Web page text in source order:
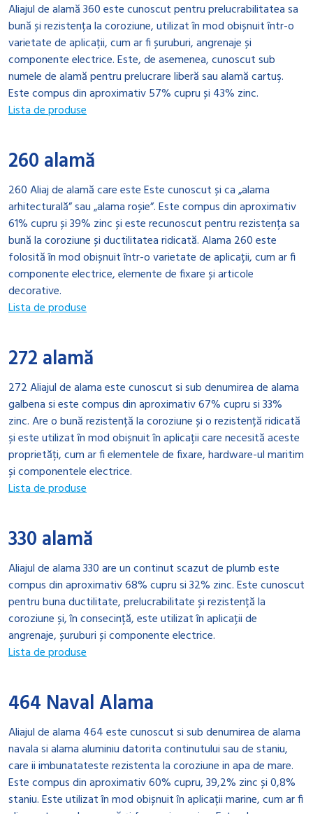
Aliajul de alamă 360 este cunoscut pentru prelucrabilitatea sa
bună și rezistența la coroziune, utilizat în mod obișnuit într-o
varietate de aplicații, cum ar fi șuruburi, angrenaje și
componente electrice. Este, de asemenea, cunoscut sub
numele de alamă pentru prelucrare liberă sau alamă cartuş.
Este compus din aproximativ 57% cupru și 43% zinc.
Lista de produse
260 alamă
260 Aliaj de alamă care este Este cunoscut și ca „alama
arhitecturală” sau „alama roșie”. Este compus din aproximativ
61% cupru și 39% zinc și este recunoscut pentru rezistența sa
bună la coroziune și ductilitatea ridicată. Alama 260 este
folosită în mod obișnuit într-o varietate de aplicații, cum ar fi
componente electrice, elemente de fixare și articole
decorative.
Lista de produse
272 alamă
272 Aliajul de alama este cunoscut si sub denumirea de alama
galbena si este compus din aproximativ 67% cupru si 33%
zinc. Are o bună rezistență la coroziune și o rezistență ridicată
și este utilizat în mod obișnuit în aplicații care necesită aceste
proprietăți, cum ar fi elementele de fixare, hardware-ul maritim
și componentele electrice.
Lista de produse
330 alamă
Aliajul de alama 330 are un continut scazut de plumb este
compus din aproximativ 68% cupru si 32% zinc. Este cunoscut
pentru buna ductilitate, prelucrabilitate și rezistență la
coroziune și, în consecință, este utilizat în aplicații de
angrenaje, șuruburi și componente electrice.
Lista de produse
464 Naval Alama
Aliajul de alama 464 este cunoscut si sub denumirea de alama
navala si alama aluminiu datorita continutului sau de staniu,
care ii imbunatateste rezistenta la coroziune in apa de mare.
Este compus din aproximativ 60% cupru, 39,2% zinc și 0,8%
staniu. Este utilizat în mod obișnuit în aplicații marine, cum ar fi